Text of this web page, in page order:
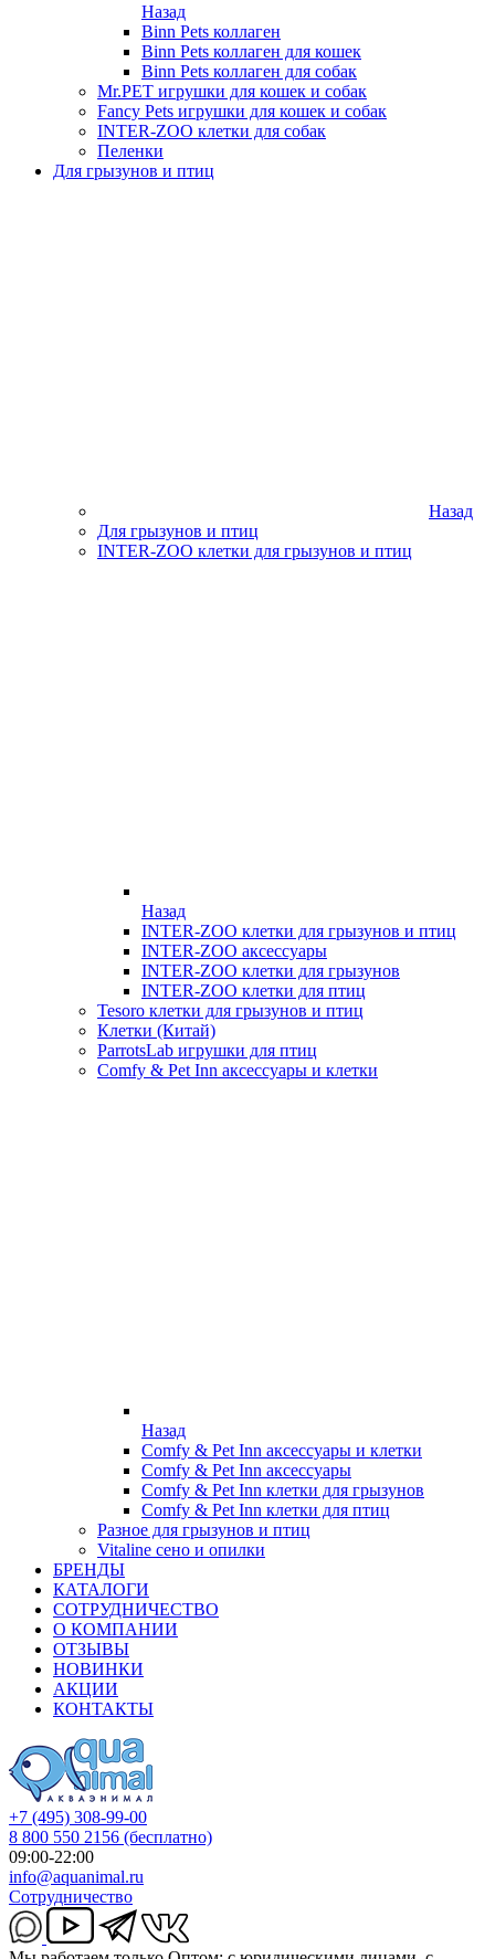
Назад
Binn Pets коллаген
Binn Pets коллаген для кошек
Binn Pets коллаген для собак
Mr.PET игрушки для кошек и собак
Fancy Pets игрушки для кошек и собак
INTER-ZOO клетки для собак
Пеленки
Для грызунов и птиц
Назад
Для грызунов и птиц
INTER-ZOO клетки для грызунов и птиц
Назад
INTER-ZOO клетки для грызунов и птиц
INTER-ZOO аксессуары
INTER-ZOO клетки для грызунов
INTER-ZOO клетки для птиц
Tesoro клетки для грызунов и птиц
Клетки (Китай)
ParrotsLab игрушки для птиц
Comfy & Pet Inn аксессуары и клетки
Назад
Comfy & Pet Inn аксессуары и клетки
Comfy & Pet Inn аксессуары
Comfy & Pet Inn клетки для грызунов
Comfy & Pet Inn клетки для птиц
Разное для грызунов и птиц
Vitaline сено и опилки
БРЕНДЫ
КАТАЛОГИ
СОТРУДНИЧЕСТВО
О КОМПАНИИ
ОТЗЫВЫ
НОВИНКИ
АКЦИИ
КОНТАКТЫ
+7 (495) 308-99-00
8 800 550 2156 (бесплатно)
09:00-22:00
info@aquanimal.ru
Сотрудничество